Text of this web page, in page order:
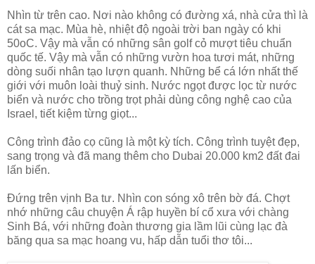
Nhìn từ trên cao. Nơi nào không có đường xá, nhà cửa thì là
cát sa mạc. Mùa hè, nhiệt độ ngoài trời ban ngày có khi
50oC. Vậy mà vẫn có những sân golf cỏ mượt tiêu chuẩn
quốc tế. Vậy mà vẫn có những vườn hoa tươi mát, những
dòng suối nhân tạo lượn quanh. Những bể cá lớn nhất thế
giới với muôn loài thuỷ sinh. Nước ngọt được lọc từ nước
biển và nước cho trồng trọt phải dùng công nghệ cao của
Israel, tiết kiệm từng giọt...
Công trình đảo cọ cũng là một kỳ tích. Công trình tuyệt đẹp,
sang trọng và đã mang thêm cho Dubai 20.000 km2 đất đai
lấn biển.
Đứng trên vịnh Ba tư. Nhìn con sóng xô trên bờ đá. Chợt
nhớ những câu chuyện Á rập huyền bí cổ xưa với chàng
Sinh Bá, với những đoàn thương gia lầm lũi cùng lạc đà
băng qua sa mạc hoang vu, hấp dẫn tuổi thơ tôi...